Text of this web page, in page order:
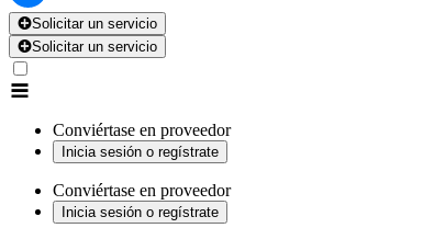
Solicitar un servicio
Solicitar un servicio
Conviértase en proveedor
Inicia sesión o regístrate
Conviértase en proveedor
Inicia sesión o regístrate